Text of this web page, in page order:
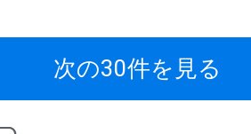
次の30件を見る